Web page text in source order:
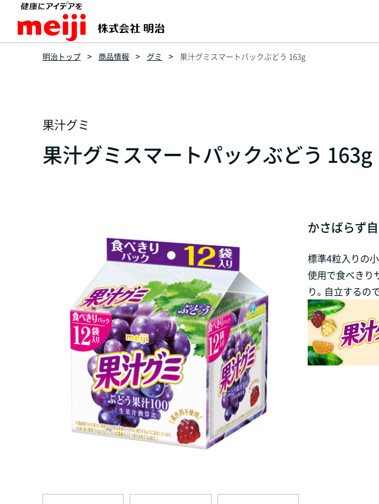
明治トップ 商品情報 グミ 果汁グミスマートパックぶどう 163g
果汁グミ
果汁グミスマートパックぶどう 163g
かさばらず
標準4粒入りの
使用で食べきり
り。自立するの